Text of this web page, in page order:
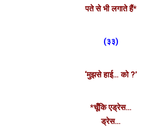
पते से भी लगाते हैं*
(३३)
‘मुझसे हाई… को ?’
*चूँकि एड्रेस…
ड्रेस…